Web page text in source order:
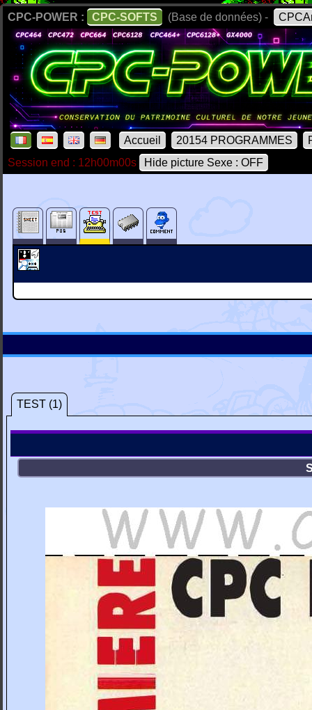
CPC-POWER : CPC-SOFTS (Base de données) -
Accueil 20154 PROGRAMMES
Session end : 12h00m00s
Hide picture Sexe : OFF
TEST (1)